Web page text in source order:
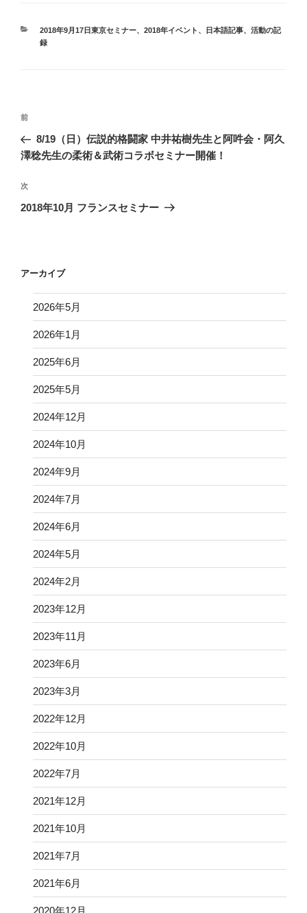
カ
テ
2018年9月17日東京セミナー、 2018年イベント 、 日本語記事、 活動の記
録
投
ナ
ゲ
ー
前
の
投
前
8/19（日）伝説的格闘家 中井祐樹先生と阿吽会・阿久
澤稔先生の柔術＆武術コラボセミナー開催！
次
の
次
2018年10月 フランスセミナー
アーカイブ
2026年5月
2026年1月
2025年6月
2025年5月
2024年12月
2024年10月
2024年9月
2024年7月
2024年6月
2024年5月
2024年2月
2023年12月
2023年11月
2023年6月
2023年3月
2022年12月
2022年10月
2022年7月
2021年12月
2021年10月
2021年7月
2021年6月
2020年12月